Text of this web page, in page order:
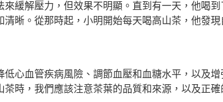
緩解壓力，但效果不明顯。直到有一天，他喝
晰。從那時起，小明開始每天喝高山茶，他發
心血管疾病風險、調節血壓和血糖水平，以及
時，我們應該注意茶葉的品質和來源，以及正確